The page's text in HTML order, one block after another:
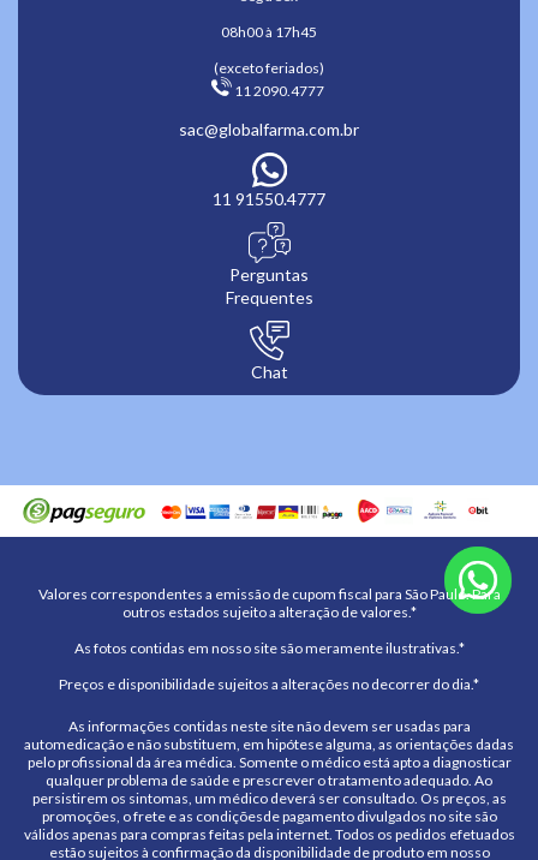
08h00 à 17h45
(exceto feriados)
11 2090.4777
sac@globalfarma.com.br
11 91550.4777
Perguntas
Frequentes
Chat
Valores correspondentes a emissão de cupom fiscal para São Paulo. Para
outros estados sujeito a alteração de valores.*
As fotos contidas em nosso site são meramente ilustrativas.*
Preços e disponibilidade sujeitos a alterações no decorrer do dia.*
As informações contidas neste site não devem ser usadas para
automedicação e não substituem, em hipótese alguma, as orientações dadas
pelo profissional da área médica. Somente o médico está apto a diagnosticar
qualquer problema de saúde e prescrever o tratamento adequado. Ao
persistirem os sintomas, um médico deverá ser consultado. Os preços, as
promoções, o frete e as condiçõesde pagamento divulgados no site são
válidos apenas para compras feitas pela internet. Todos os pedidos efetuados
estão sujeitos à confirmação da disponibilidade de produto em nosso